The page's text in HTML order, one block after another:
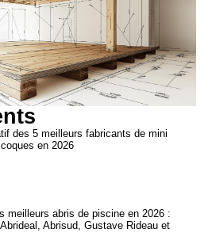
des 5 meilleurs fabricants de mini
en 2026
meilleurs abris de piscine en 2026 :
Abrisud, Gustave Rideau et